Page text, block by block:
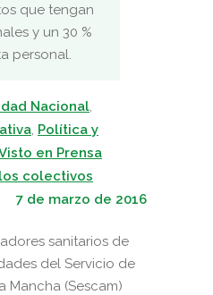
que tengan
y un 30 %
personal.
Nacional,
, Política y
en Prensa
colectivos
7 de marzo de 2016
sanitarios de
del Servicio de
Mancha (Sescam)